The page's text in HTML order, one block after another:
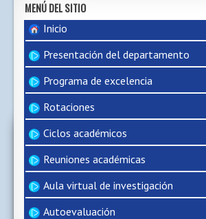
MENÚ DEL SITIO
Inicio
Presentación del departamento
Programa de excelencia
Rotaciones
Ciclos académicos
Reuniones académicas
Aula virtual de investigación
Autoevaluación